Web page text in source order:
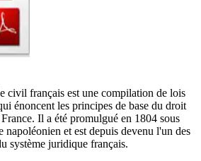
civil français est une compilation de lois
énoncent les principes de base du droit
Il a été promulgué en 1804 sous
napoléonien et est depuis devenu l'un des
système juridique français.